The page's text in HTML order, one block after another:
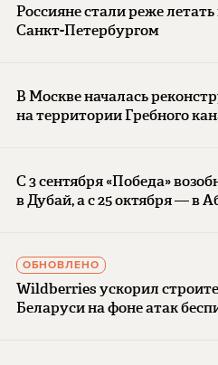
Россияне стали реже
Санкт-Петербургом
В Москве началась
на территории Гребного
С 3 сентября «Победа»
в Дубай, а с 25 октября — в
ОБНОВЛЕНО
Wildberries ускорил
Беларуси на фоне атак